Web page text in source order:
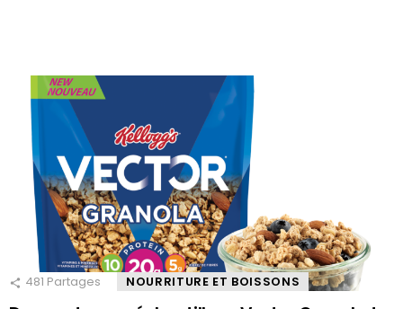
481 Partages NOURRITURE ET BOISSONS